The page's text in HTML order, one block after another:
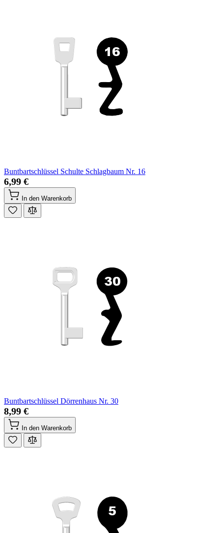
Buntbartschlüssel Schulte Schlagbaum Nr. 16
6,99 €
In den Warenkorb
Buntbartschlüssel Dörrenhaus Nr. 30
8,99 €
In den Warenkorb